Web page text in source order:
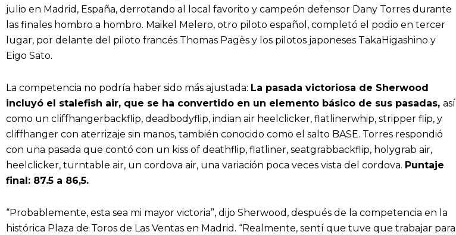
julio en Madrid, España, derrotando al local favorito y campeón defensor Dany Torres durante
las finales hombro a hombro. Maikel Melero, otro piloto español, completó el podio en tercer
lugar, por delante del piloto francés Thomas Pagès y los pilotos japoneses TakaHigashino y
Eigo Sato.
La competencia no podría haber sido más ajustada: La pasada victoriosa de Sherwood
incluyó el stalefish air, que se ha convertido en un elemento básico de sus pasadas, así
como un cliffhangerbackflip, deadbodyflip, indian air heelclicker, flatlinerwhip, stripper flip, y
cliffhanger con aterrizaje sin manos, también conocido como el salto BASE. Torres respondió
con una pasada que contó con un kiss of deathflip, flatliner, seatgrabbackflip, holygrab air,
heelclicker, turntable air, un cordova air, una variación poca veces vista del cordova. Puntaje
final: 87.5 a 86,5.
“Probablemente, esta sea mi mayor victoria”, dijo Sherwood, después de la competencia en la
histórica Plaza de Toros de Las Ventas en Madrid. “Realmente, sentí que tuve que trabajar para